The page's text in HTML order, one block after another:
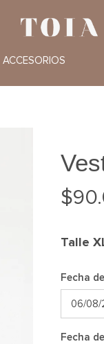
de
de
ACCESORIOS
$
Talle
Fecha
Fecha